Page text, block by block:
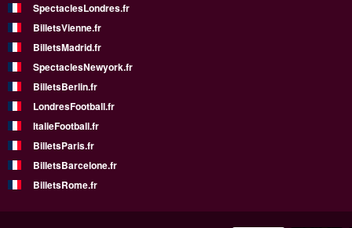
SpectaclesLondres.fr
BilletsVienne.fr
BilletsMadrid.fr
SpectaclesNewyork.fr
BilletsBerlin.fr
LondresFootball.fr
ItalieFootball.fr
BilletsParis.fr
BilletsBarcelone.fr
BilletsRome.fr